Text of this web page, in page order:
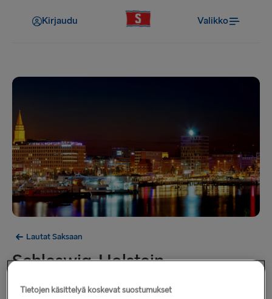
Kirjaudu Valikko
Lautat Saksaan
Schleswig-Holstein
Schleswig-Holstein – todellinen pohjoinen
Tietojen käsittelyä koskevat suostumukset